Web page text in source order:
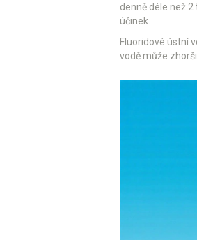
denně déle než
účinek.
Fluoridové ústní
vodě může